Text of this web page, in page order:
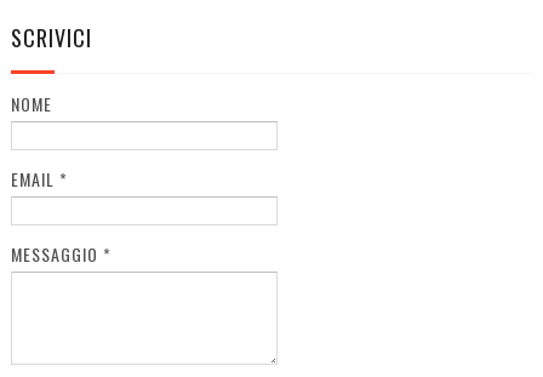
SCRIVICI
NOME
EMAIL *
MESSAGGIO *